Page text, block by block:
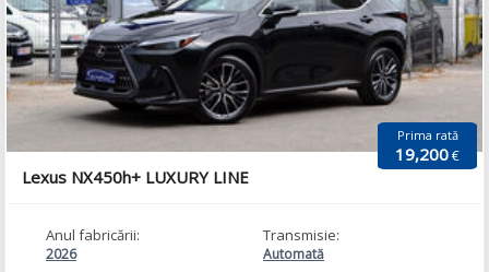
Prima rată
19,200€
Lexus NX450h+ LUXURY LINE
Anul fabricării:
2026
Transmisie:
Automată